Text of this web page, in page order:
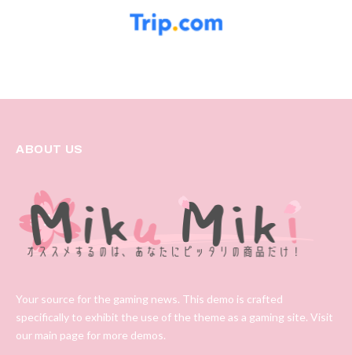
ABOUT US
Your source for the gaming news. This demo is crafted
specifically to exhibit the use of the theme as a gaming site. Visit
our main page for more demos.